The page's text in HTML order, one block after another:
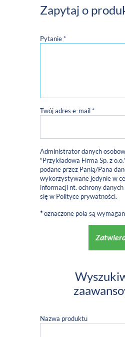
Zapytaj o
Pytanie *
Twój adres e-mail *
Administrator danych
"Przykładowa Firma Sp. z
podane przez Panią/Pana
wykorzystywane jedynie w
informacji nt. ochrony
się w Polityce prywatności.
*oznaczone pola są
Nazwa produktu